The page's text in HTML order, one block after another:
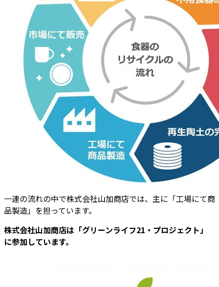
一連の流れの中で株式会社山加商店では、主に「工場にて商
品製造」を担っています。
株式会社山加商店は「グリーンライフ21・プロジェクト」
に参加しています。